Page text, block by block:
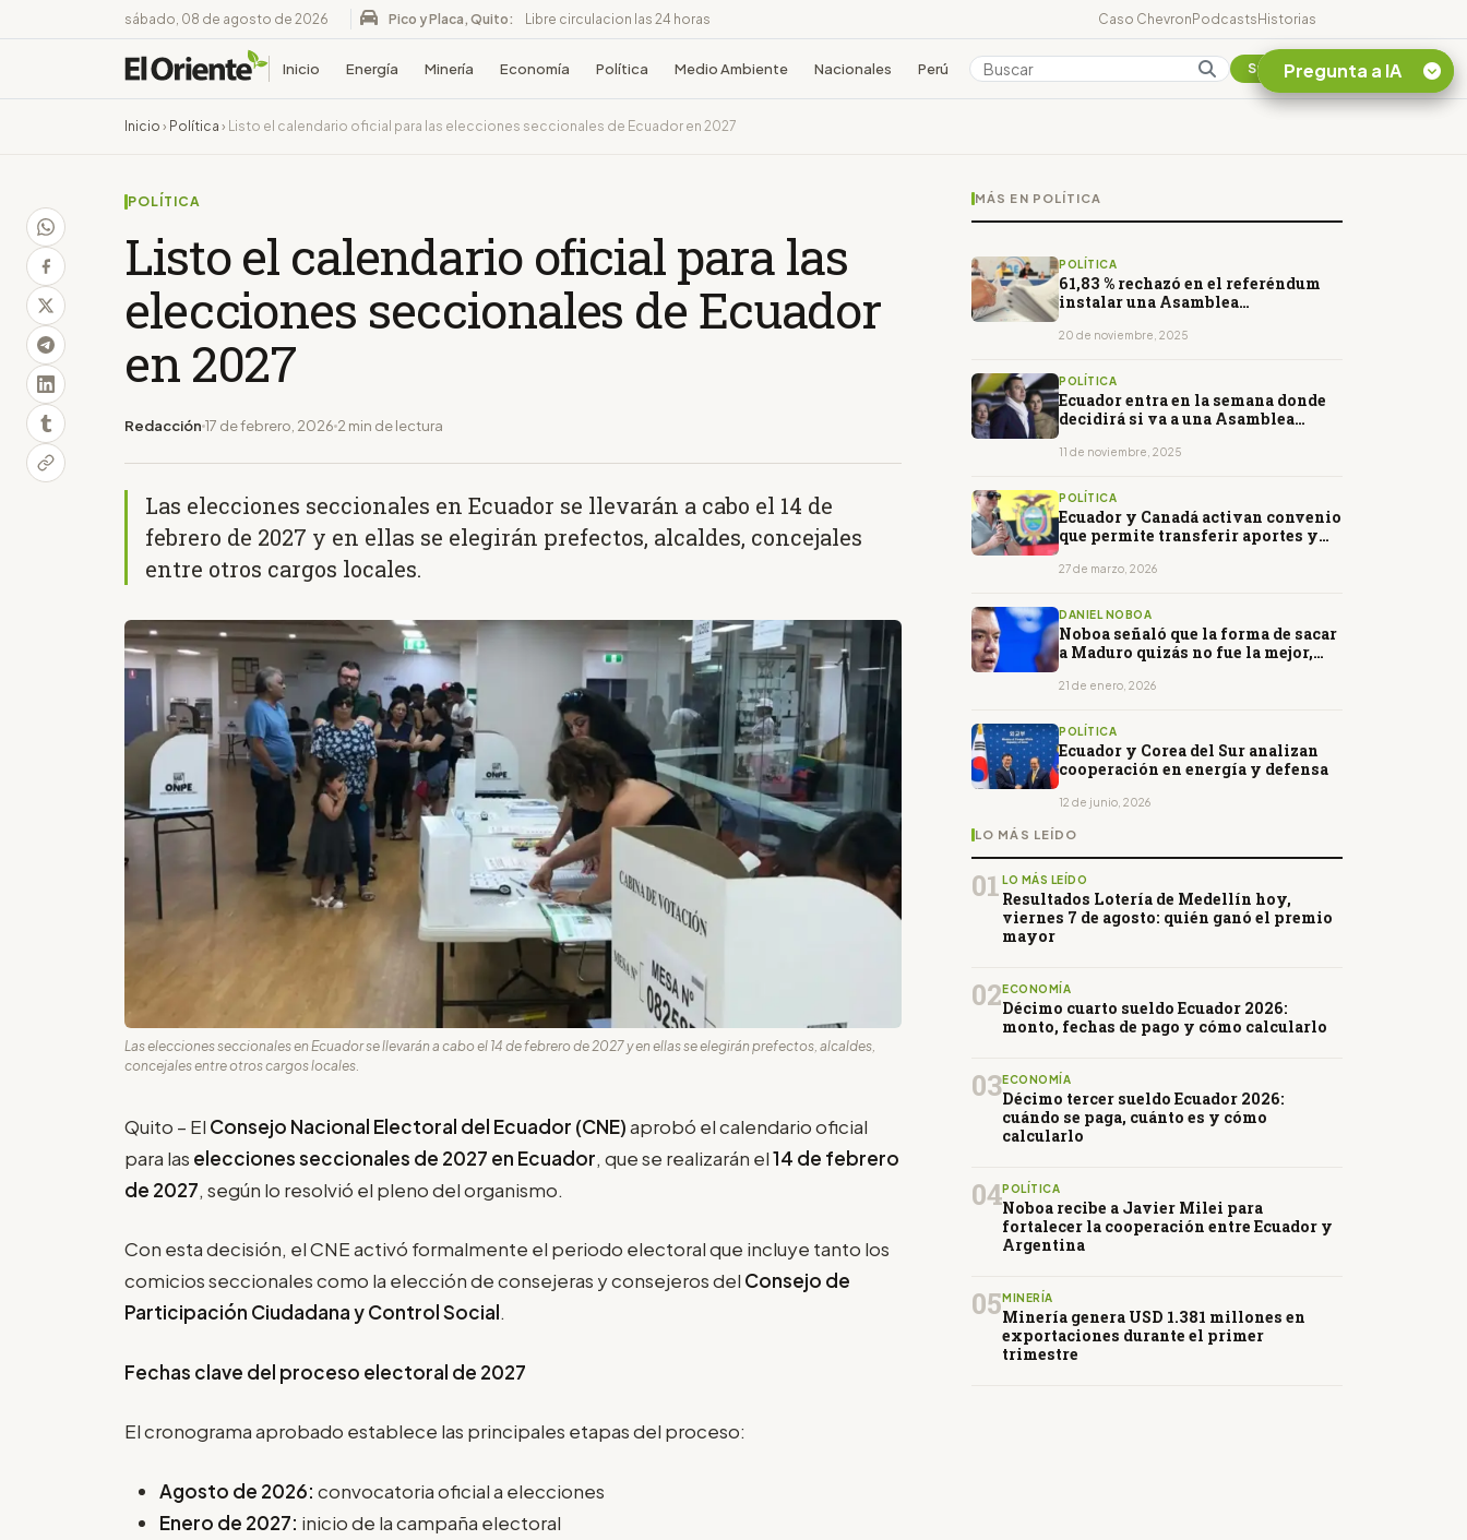
sábado, 08 de agosto de 2026 Pico y Placa, Quito: Libre circulacion las 24 horas Caso ChevronPodcastsHistorias
Inicio Energía Minería Economía Política Medio Ambiente Nacionales Perú Colombia Suscribirse
Inicio › Política › Listo el calendario oficial para las elecciones seccionales de Ecuador en 2027
POLÍTICA
Listo el calendario oficial para las
elecciones seccionales de Ecuador
en 2027
Redacción 17 de febrero, 2026 2 min de lectura
Las elecciones seccionales en Ecuador se llevarán a cabo el 14 de
febrero de 2027 y en ellas se elegirán prefectos, alcaldes, concejales
entre otros cargos locales.
Las elecciones seccionales en Ecuador se llevarán a cabo el 14 de febrero de 2027 y en ellas se elegirán prefectos, alcaldes,
concejales entre otros cargos locales.
Quito – El Consejo Nacional Electoral del Ecuador (CNE)aprobó el calendario oficial
para las elecciones seccionales de 2027 en Ecuador, que se realizarán el14 de febrero
de 2027, según lo resolvió el pleno del organismo.
Con esta decisión, el CNE activó formalmente el periodo electoral que incluye tanto los
comicios seccionales como la elección de consejeras y consejeros del Consejo de
Participación Ciudadana y Control Social.
Fechas clave del proceso electoral de 2027
El cronograma aprobado establece las principales etapas del proceso:
Agosto de 2026: convocatoria oficial a elecciones
Enero de 2027: inicio de la campaña electoral
MÁS EN POLÍTICA
POLÍTICA
61,83 % rechazó en el referéndum
instalar una Asamblea
20 de noviembre, 2025
POLÍTICA
Ecuador entra en la semana donde
decidirá si va a una Asamblea
11 de noviembre, 2025
POLÍTICA
Ecuador y Canadá activan convenio
que permite transferir aportes y
27 de marzo, 2026
DANIEL NOBOA
Noboa señaló que la forma de sacar
a Maduro quizás no fue la mejor,
21 de enero, 2026
POLÍTICA
Ecuador y Corea del Sur analizan
cooperación en energía y defensa
12 de junio, 2026
LO MÁS LEÍDO
01 LO MÁS LEÍDO
Resultados Lotería de Medellín hoy,
viernes 7 de agosto: quién ganó el premio
mayor
02 ECONOMÍA
Décimo cuarto sueldo Ecuador 2026:
monto, fechas de pago y cómo calcularlo
03ECONOMÍA
Décimo tercer sueldo Ecuador 2026:
cuándo se paga, cuánto es y cómo
calcularlo
04POLÍTICA
Noboa recibe a Javier Milei para
fortalecer la cooperación entre Ecuador y
Argentina
05 MINERÍA
Minería genera USD 1.381 millones en
exportaciones durante el primer
trimestre
Pregunta a IA